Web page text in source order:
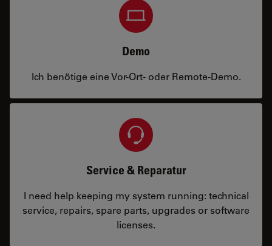
Demo
Ich benötige eine Vor-Ort- oder Remote-Demo.
Service & Reparatur
I need help keeping my system running: technical
service, repairs, spare parts, upgrades or software
licenses.